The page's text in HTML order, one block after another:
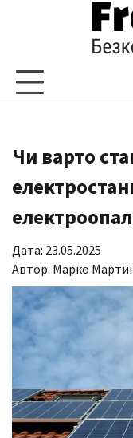
Чи варто
Дата: 23.05.2025
Автор: Марко